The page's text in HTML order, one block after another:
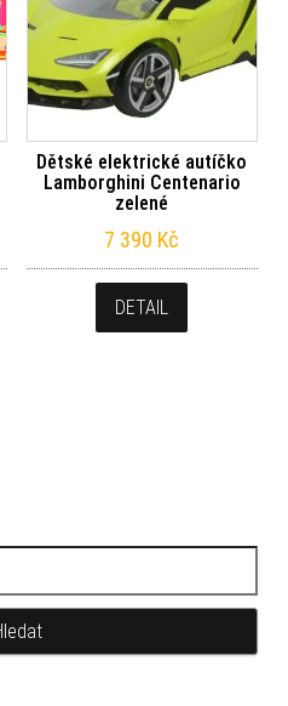
Dětské elektrické autíčko
Lamborghini Centenario
zelené
7 390 Kč
DETAIL